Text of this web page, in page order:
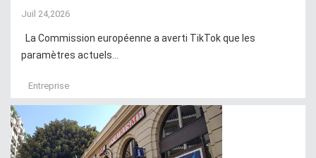
Juil 24,2026
La Commission européenne a averti TikTok que les
paramètres actuels...
Entreprise